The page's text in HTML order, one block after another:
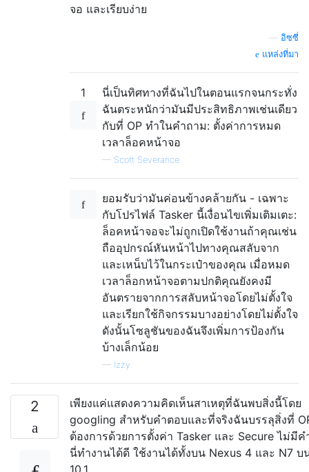
จอ และเรียบง่าย
อิซซี่
แหล่งที่มา
1
นี่เป็นทิศทางที่ฉันไปในตอนแรกจนกระทั่ง
ฉันตระหนักว่ามันมีประสิทธิภาพเช่นเดียว
กับที่ OP ทำในคำถาม: ตั้งค่าการหมด
เวลาล็อคหน้าจอ
— Scott Severance
ยอมรับว่ามันค่อนข้างคล้ายกัน - เฉพาะ
กับโปรไฟล์ Tasker นี้เงื่อนไขเพิ่มเติมเตะ:
ล็อคหน้าจอจะไม่ถูกเปิดใช้งานถ้าคุณเช่น
ถืออุปกรณ์หันหน้าไปทางคุณสลับจาก
และเหน็บไว้ในกระเป๋าของคุณ เมื่อหมด
เวลาล็อกหน้าจอตามปกติคุณยังคงมี
อันตรายจากการสลับหน้าจอโดยไม่ตั้งใจ
และเรียกใช้กิจกรรมบางอย่างโดยไม่ตั้งใจ
ดังนั้นโซลูชันของฉันจึงเพิ่มการป้องกัน
บ้างเล็กน้อย
— Izzy
2
เพียงแค่แสดงความคิดเห็นสาเหตุที่ฉันพบสิ่งนี้โดย
googling สำหรับคำตอบและที่จริงฉันบรรลุสิ่งที่
ต้องการด้วยการตั้งค่า Tasker และ Secure ไม่มีค
นี่ทำงานได้ดี ใช้งานได้ทั้งบน Nexus 4 และ N7 บ
10.1